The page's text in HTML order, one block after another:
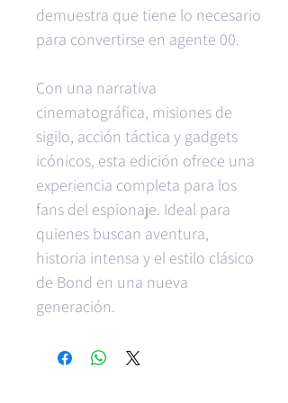
demuestra que tiene lo necesario
para convertirse en agente 00.
Con una narrativa
cinematográfica, misiones de
sigilo, acción táctica y gadgets
icónicos, esta edición ofrece una
experiencia completa para los
fans del espionaje. Ideal para
quienes buscan aventura,
historia intensa y el estilo clásico
de Bond en una nueva
generación.